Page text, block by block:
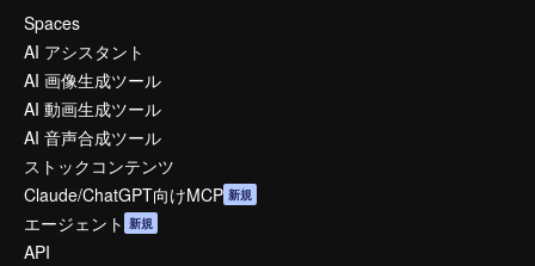
Spaces
AI アシスタント
AI 画像生成ツール
AI 動画生成ツール
AI 音声合成ツール
ストックコンテンツ
Claude/ChatGPT向けMCP 新規
エージェント 新規
API